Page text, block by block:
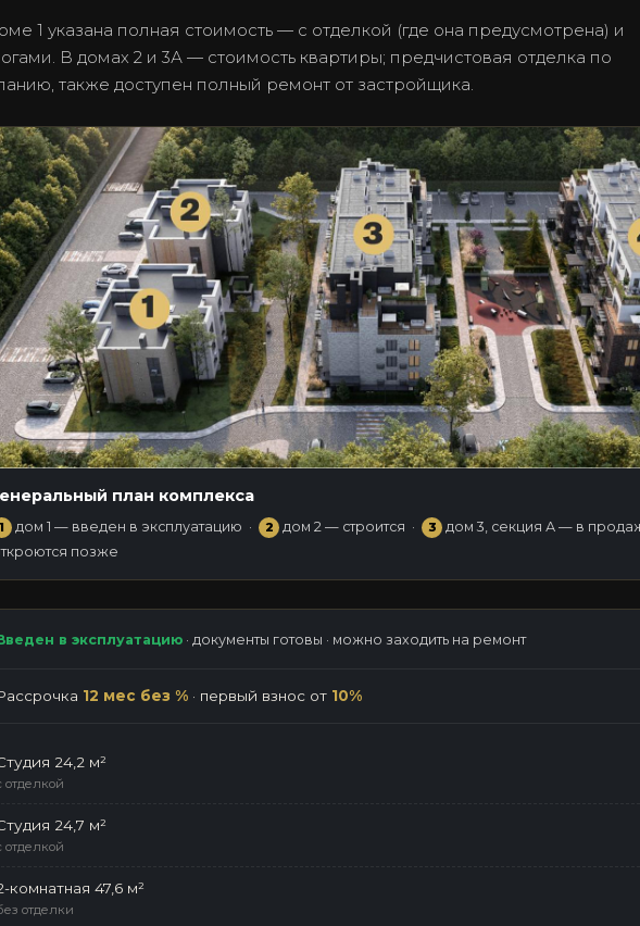
1 указана полная стоимость — с отделкой (где она предусмотрена) и
В домах 2 и 3А — стоимость квартиры; предчистовая отделка по
также доступен полный ремонт от застройщика.
план комплекса
1 дом 1 — введен в эксплуатацию · 2 дом 2 — строится · 3
дом 3, секция А — в
позже
НА ГЕНПЛАНЕ · ЗАХОДИ И ЖИВИ
1
в эксплуатацию · документы готовы · можно заходить на ремонт
12 мес без % · первый взнос от 10%
24,2 м²
отделкой
24,7 м²
отделкой
комнатная 47,6 м²
отделки